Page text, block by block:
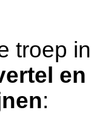
troep
: